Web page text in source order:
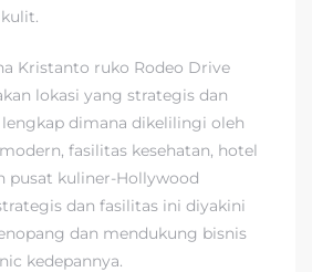
Kristanto ruko Rodeo Drive
lokasi yang strategis dan
dimana dikelilingi oleh
fasilitas kesehatan, hotel
pusat kuliner-Hollywood
dan fasilitas ini diyakini
dan mendukung bisnis
kedepannya.